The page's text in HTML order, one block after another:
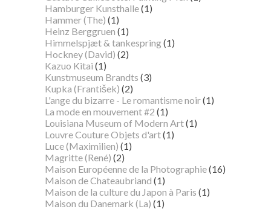
Hamburger Kunsthalle(1)
Hammer (The) (1)
Heinz Berggruen (1)
Himmelspjæt & tankespring(1)
Hockney (David) (2)
Kazuo Kitai (1)
Kunstmuseum Brandts (3)
Kupka (František) (2)
L'ange du bizarre - Le romantisme noir(1)
La mode en mouvement #2 (1)
Louisiana Museum of Modern Art(1)
Louvre Couture Objets d'art(1)
Luce (Maximilien) (1)
Magritte (René) (2)
Maison Européenne de la Photographie(16)
Maison de Chateaubriand (1)
Maison de la culture du Japon à Paris (1)
Maison du Danemark (La) (1)